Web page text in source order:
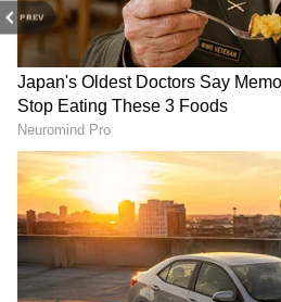
PREV
White Hair Problem:
சில இளைஞர்கள்
டை அல்லது
கலர்களை
இவற்றால் முடி சேதம்
ஏற்படும் அபாயம்
இயற்கையான எளிய
கருமையாக்கக்கூடிய